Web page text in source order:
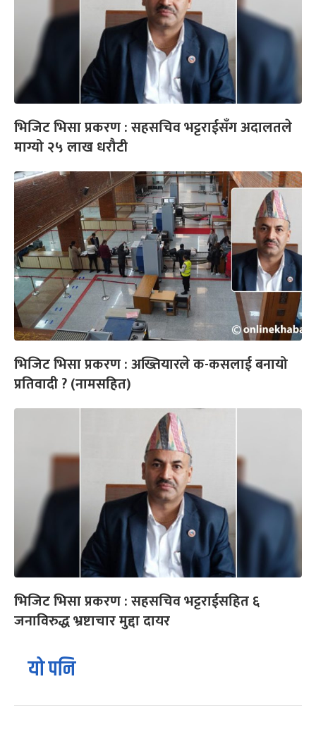
भिजिट भिसा प्रकरण : सहसचिव भट्टराईसँग अदालतले
माग्यो २५ लाख धरौटी
भिजिट भिसा प्रकरण : अख्तियारले क-कसलाई बनायो
प्रतिवादी ? (नामसहित)
भिजिट भिसा प्रकरण : सहसचिव भट्टराईसहित ६
जनाविरुद्ध भ्रष्टाचार मुद्दा दायर
यो पनि